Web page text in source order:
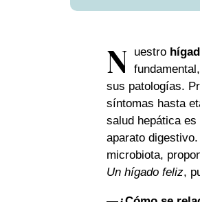
N uestro
sus patologías.
síntomas hasta
salud hepática es
aparato
microbiota,
Un hígado feliz,